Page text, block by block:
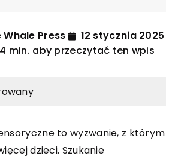
Press
12 stycznia 2025
min. aby przeczytać ten wpis
to wyzwanie, z którym
dzieci. Szukanie